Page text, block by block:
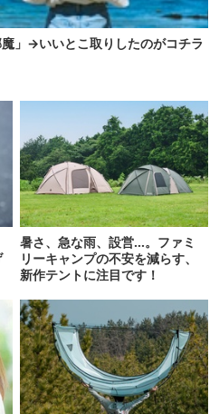
魔」→いいとこ取りしたのがコチラ
暑さ、急な雨、設営…。ファミ
リーキャンプの不安を減らす、
新作テントに注目です！